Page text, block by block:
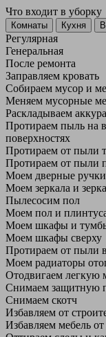
Что входит в уборку
Регу­лярная
Гене­ральная
После ремонта
Заправляем кровать
Собираем мусор и
Меняем мусорные
Раскладываем
Протираем пыль на
поверхностях
Протираем от пыли
Протираем от пыли
Моем дверные ручки
Моем зеркала и
Пылесосим пол
Моем пол и
Моем шкафы и
Моем шкафы сверху
Протираем от пыли
Моем радиаторы
Отодвигаем легкую
Снимаем защитную
Снимаем скотч
Избавляем от
Избавляем мебель